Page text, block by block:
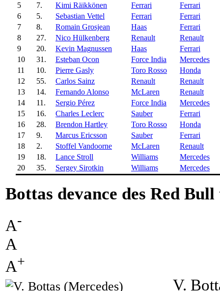
5
7. Kimi Räikkönen Ferrari
Ferrari
6
5. Sebastian Vettel Ferrari
Ferrari
7
8. Romain Grosjean Haas
Ferrari
8
27. Nico Hülkenberg Renault
Renault
9
20. Kevin Magnussen Haas
Ferrari
10
31. Esteban Ocon Force India
Mercedes
11
10. Pierre Gasly Toro Rosso
Honda
12
55. Carlos Sainz Renault
Renault
13
14. Fernando Alonso McLaren
Renault
14
11. Sergio Pérez Force India
Mercedes
15
16. Charles Leclerc Sauber
Ferrari
16
28. Brendon Hartley Toro Rosso
Honda
17
9. Marcus Ericsson Sauber
Ferrari
18
2. Stoffel Vandoorne McLaren
Renault
19
18. Lance Stroll Williams
Mercedes
20
35. Sergey Sirotkin Williams Mercedes
Bottas devance des Red
A-
A
A+
V.